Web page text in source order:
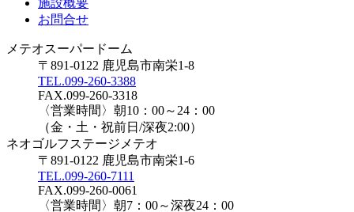
お問合せ
メテオスーパードーム
〒891-0122 鹿児島市南栄1-8
TEL.099-260-3388
FAX.099-260-3318
〈営業時間〉朝10：00～24：00
（金・土・祝前日/深夜2:00）
ネオゴルフステージメテオ
〒891-0122 鹿児島市南栄1-6
TEL.099-260-7111
FAX.099-260-0061
〈営業時間〉朝7：00～深夜24：00